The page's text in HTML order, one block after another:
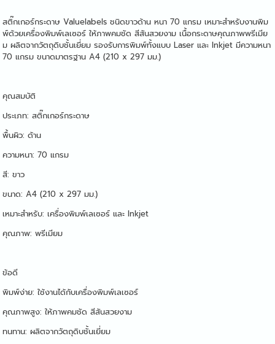
สติ๊กเกอร์กระดาษ Valuelabels ชนิดขาวด้าน หนา 70 แกรม เหมาะสำหรับงานพิม
พ์ด้วยเครื่องพิมพ์เลเซอร์ ให้ภาพคมชัด สีสันสวยงาม เนื้อกระดาษคุณภาพพรีเมีย
ม ผลิตจากวัตถุดิบชั้นเยี่ยม รองรับการพิมพ์ทั้งแบบ Laser และ Inkjet มีความหนา
70 แกรม ขนาดมาตรฐาน A4 (210 x 297 มม.)
คุณสมบัติ
ประเภท: สติ๊กเกอร์กระดาษ
พื้นผิว: ด้าน
ความหนา: 70 แกรม
สี: ขาว
ขนาด: A4 (210 x 297 มม.)
เหมาะสำหรับ: เครื่องพิมพ์เลเซอร์ และ Inkjet
คุณภาพ: พรีเมียม
ข้อดี
พิมพ์ง่าย: ใช้งานได้กับเครื่องพิมพ์เลเซอร์
คุณภาพสูง: ให้ภาพคมชัด สีสันสวยงาม
ทนทาน: ผลิตจากวัตถุดิบชั้นเยี่ยม